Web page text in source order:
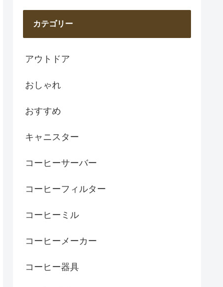
カテゴリー
アウトドア
おしゃれ
おすすめ
キャニスター
コーヒーサーバー
コーヒーフィルター
コーヒーミル
コーヒーメーカー
コーヒー器具